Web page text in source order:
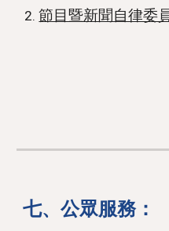
節目暨新聞自律委
七、公眾服務：